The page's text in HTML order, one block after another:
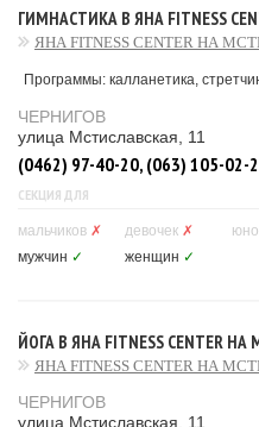
ГИМНАСТИКА В ЯНА FITNESS
ЯНА FITNESS CENTER НА
Программы: калланетика,
ЧЕРНИГОВ
улица Мстиславская, 11
(0462) 97-40-20, (063) 105-02-
СЕКЦИЯ ДЛЯ
мальчиков ✗ девочек ✗
мужчин ✓ женщин ✓
ЙОГА В ЯНА FITNESS CENTER
ЯНА FITNESS CENTER НА
ЧЕРНИГОВ
улица Мстиславская, 11